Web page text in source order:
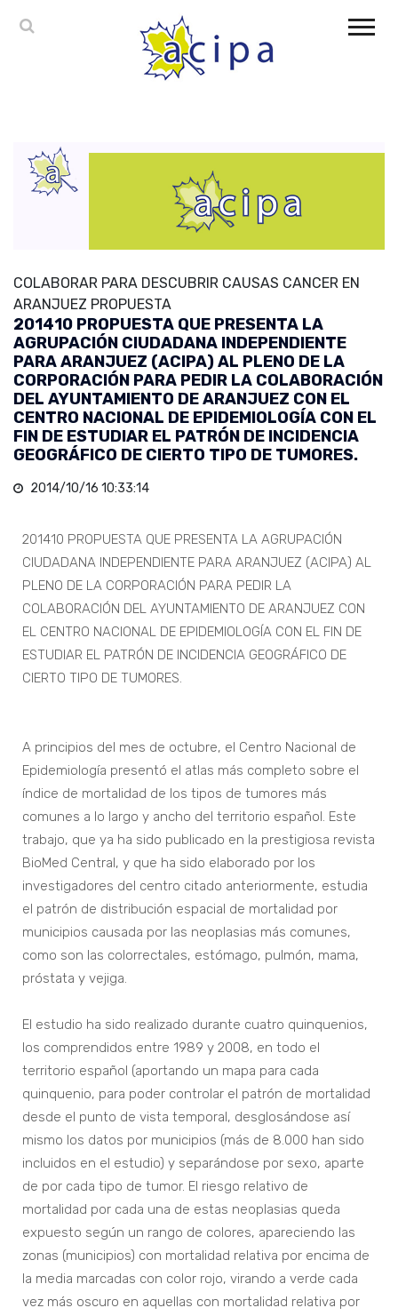
COLABORAR PARA DESCUBRIR CAUSAS CANCER EN
ARANJUEZ PROPUESTA
201410 PROPUESTA QUE PRESENTA LA
AGRUPACIÓN CIUDADANA INDEPENDIENTE
PARA ARANJUEZ (ACIPA) AL PLENO DE LA
CORPORACIÓN PARA PEDIR LA COLABORACIÓN
DEL AYUNTAMIENTO DE ARANJUEZ CON EL
CENTRO NACIONAL DE EPIDEMIOLOGÍA CON EL
FIN DE ESTUDIAR EL PATRÓN DE INCIDENCIA
GEOGRÁFICO DE CIERTO TIPO DE TUMORES.
2014/10/16 10:33:14
201410 PROPUESTA QUE PRESENTA LA AGRUPACIÓN
CIUDADANA INDEPENDIENTE PARA ARANJUEZ (ACIPA) AL
PLENO DE LA CORPORACIÓN PARA PEDIR LA
COLABORACIÓN DEL AYUNTAMIENTO DE ARANJUEZ CON
EL CENTRO NACIONAL DE EPIDEMIOLOGÍA CON EL FIN DE
ESTUDIAR EL PATRÓN DE INCIDENCIA GEOGRÁFICO DE
CIERTO TIPO DE TUMORES.
A principios del mes de octubre, el Centro Nacional de
Epidemiología presentó el atlas más completo sobre el
índice de mortalidad de los tipos de tumores más
comunes a lo largo y ancho del territorio español. Este
trabajo, que ya ha sido publicado en la prestigiosa revista
BioMed Central, y que ha sido elaborado por los
investigadores del centro citado anteriormente, estudia
el patrón de distribución espacial de mortalidad por
municipios causada por las neoplasias más comunes,
como son las colorrectales, estómago, pulmón, mama,
próstata y vejiga.
El estudio ha sido realizado durante cuatro quinquenios,
los comprendidos entre 1989 y 2008, en todo el
territorio español (aportando un mapa para cada
quinquenio, para poder controlar el patrón de mortalidad
desde el punto de vista temporal, desglosándose así
mismo los datos por municipios (más de 8.000 han sido
incluidos en el estudio) y separándose por sexo, aparte
de por cada tipo de tumor. El riesgo relativo de
mortalidad por cada una de estas neoplasias queda
expuesto según un rango de colores, apareciendo las
zonas (municipios) con mortalidad relativa por encima de
la media marcadas con color rojo, virando a verde cada
vez más oscuro en aquellas con mortalidad relativa por